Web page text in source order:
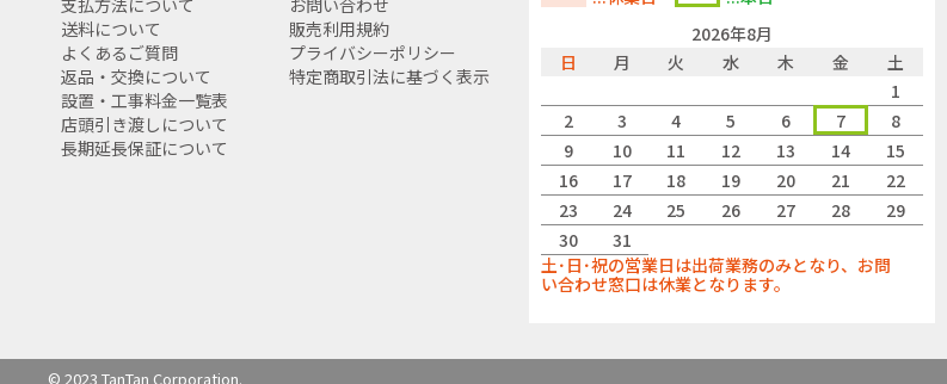
支払方法について
送料について
よくあるご質問
返品・交換について
設置・工事料金一覧表
店頭引き渡しについて
長期延長保証について
お問い合わせ
販売利用規約
プライバシーポリシー
特定商取引法に基づく表示
2026年8月
日
月 火 水 木 金
土
1
2
3 4 5 6 7
8
9
10 11 12 13 14
15
16
17 18 19 20 21
22
23
24 25 26 27 28
29
30
31
土･日･祝の営業日は出荷業務のみとなり、お問
い合わせ窓口は休業となります。
© 2023 TanTan Corporation.